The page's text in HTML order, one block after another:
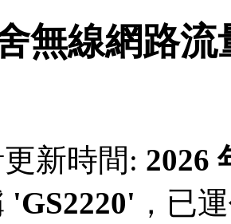
無線網路流
更新時間: 2026
'GS2220' ，已